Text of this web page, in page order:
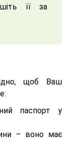
її за
щоб Ваш
паспорт у
– воно має